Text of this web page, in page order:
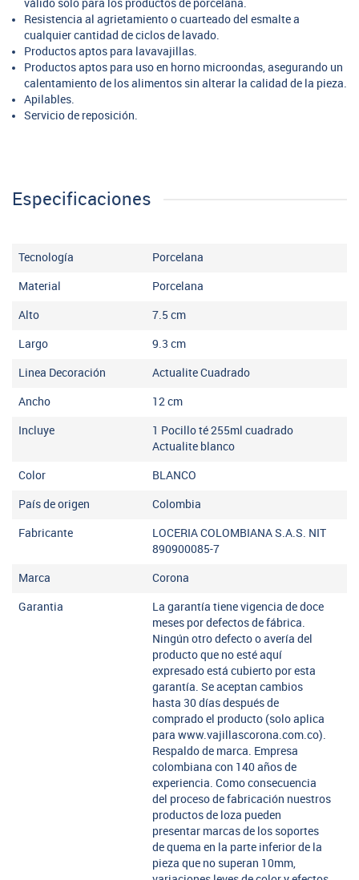
válido solo para los productos de porcelana.
Resistencia al agrietamiento o cuarteado del esmalte a
cualquier cantidad de ciclos de lavado.
Productos aptos para lavavajillas.
Productos aptos para uso en horno microondas, asegurando un
calentamiento de los alimentos sin alterar la calidad de la pieza.
Apilables.
Servicio de reposición.
Especificaciones
Tecnología Porcelana
Material Porcelana
Alto 7.5 cm
Largo 9.3 cm
Linea Decoración Actualite Cuadrado
Ancho 12cm
Incluye
1 Pocillo té 255ml cuadrado
Actualite blanco
Color BLANCO
País de origen Colombia
Fabricante
LOCERIA COLOMBIANA S.A.S. NIT
890900085-7
Marca Corona
Garantia
La garantía tiene vigencia de doce
meses por defectos de fábrica.
Ningún otro defecto o avería del
producto que no esté aquí
expresado está cubierto por esta
garantía. Se aceptan cambios
hasta 30 días después de
comprado el producto (solo aplica
para www.vajillascorona.com.co).
Respaldo de marca. Empresa
colombiana con 140 años de
experiencia. Como consecuencia
del proceso de fabricación nuestros
productos de loza pueden
presentar marcas de los soportes
de quema en la parte inferior de la
pieza que no superan 10mm,